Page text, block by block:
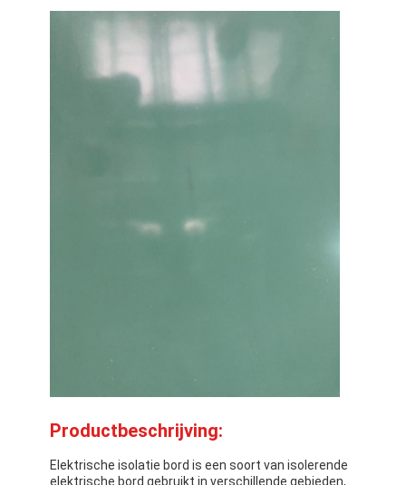
Productbeschrijving:
Elektrische isolatie bord is een soort van isolerende
elektrische bord gebruikt in verschillende gebieden,